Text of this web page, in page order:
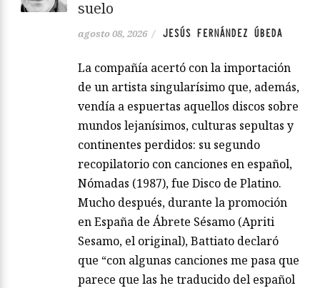
suelo
agosto 08, 2026 / JESÚS FERNÁNDEZ ÚBEDA
La compañía acertó con la importación
de un artista singularísimo que, además,
vendía a espuertas aquellos discos sobre
mundos lejanísimos, culturas sepultas y
continentes perdidos: su segundo
recopilatorio con canciones en español,
Nómadas (1987), fue Disco de Platino.
Mucho después, durante la promoción
en España de Ábrete Sésamo (Apriti
Sesamo, el original), Battiato declaró
que “con algunas canciones me pasa que
parece que las he traducido del español